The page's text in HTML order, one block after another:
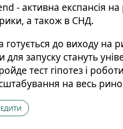
- активна експансія
а також в СНД.
готується до виходу
запуску стануть
тест гіпотез і
на весь